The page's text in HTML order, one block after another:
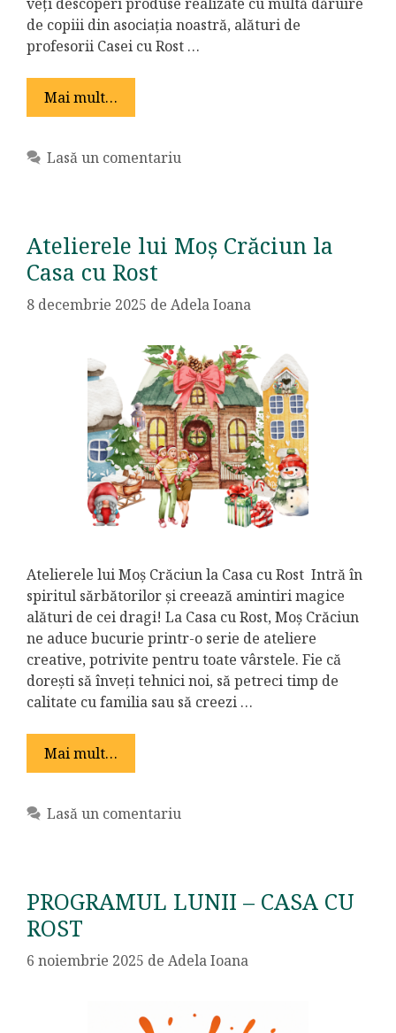
de copiii din asociația noastră, alături de
profesorii Casei cu Rost …
Mai mult…
Lasă un comentariu
Atelierele lui Moș Crăciun la
Casa cu Rost
8 decembrie 2025 de Adela Ioana
Atelierele lui Moș Crăciun la Casa cu Rost Intră în
spiritul sărbătorilor și creează amintiri magice
alături de cei dragi! La Casa cu Rost, Moș Crăciun
ne aduce bucurie printr-o serie de ateliere
creative, potrivite pentru toate vârstele. Fie că
dorești să înveți tehnici noi, să petreci timp de
calitate cu familia sau să creezi …
Mai mult…
Lasă un comentariu
PROGRAMUL LUNII – CASA CU
ROST
6 noiembrie 2025 de Adela Ioana